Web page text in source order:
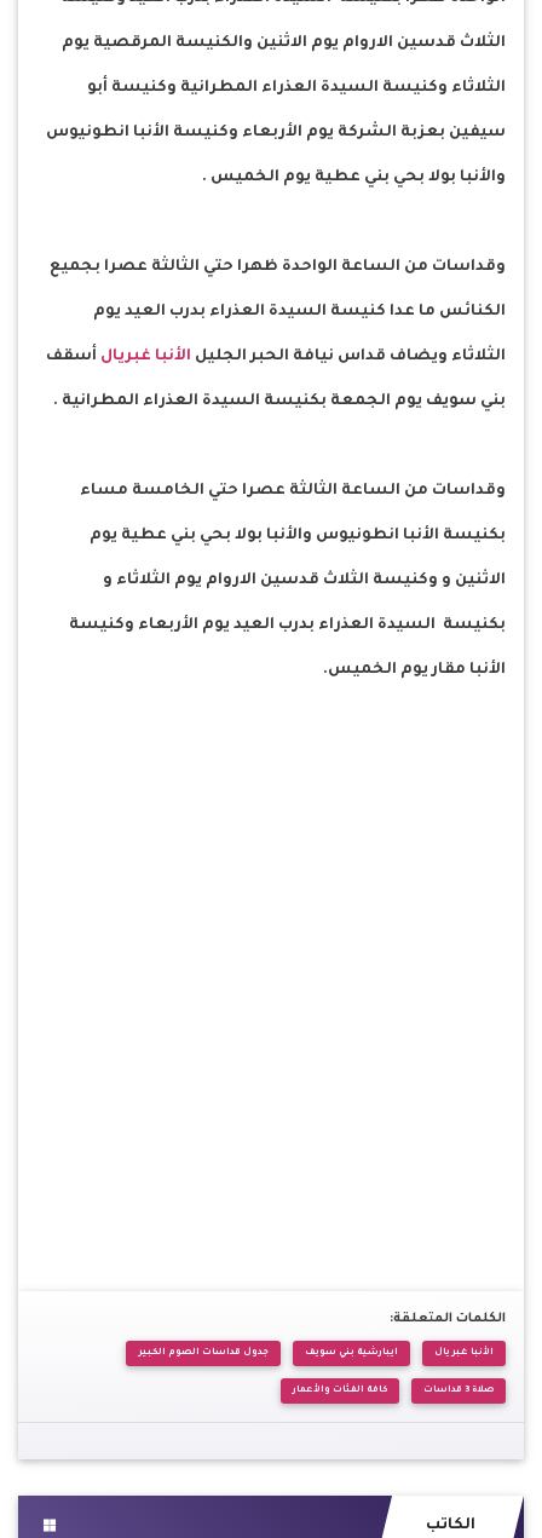
الثلاث قدسين الاروام يوم الاثنين والكنيسة المرقصية يوم
الثلاثاء وكنيسة السيدة العذراء المطرانية وكنيسة أبو
سيفين بعزبة الشركة يوم الأربعاء وكنيسة الأنبا انطونيوس
والأنبا بولا بحي بني عطية يوم الخميس .
وقداسات من الساعة الواحدة ظهرا حتي الثالثة عصرا بجميع
الكنائس ما عدا كنيسة السيدة العذراء بدرب العيد يوم
الثلاثاء ويضاف قداس نيافة الحبر الجليل الأنبا غبريال أسقف
بني سويف يوم الجمعة بكنيسة السيدة العذراء المطرانية .
وقداسات من الساعة الثالثة عصرا حتي الخامسة مساء
بكنيسة الأنبا انطونيوس والأنبا بولا بحي بني عطية يوم
الاثنين و وكنيسة الثلاث قدسين الاروام يوم الثلاثاء و
بكنيسة السيدة العذراء بدرب العيد يوم الأربعاء وكنيسة
الأنبا مقار يوم الخميس.
الكلمات المتعلقة:
الأنبا غبريال ايبارشية بني سويف جدول قداسات الصوم الكبير
صلاة 3 قداسات كافة الفئات والأعمار
الكاتب